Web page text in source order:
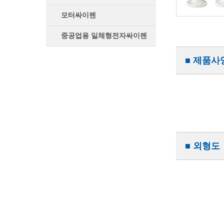
모터싸이렌
중공업용 일체형전자싸이렌
■ 제품사
■ 외형도